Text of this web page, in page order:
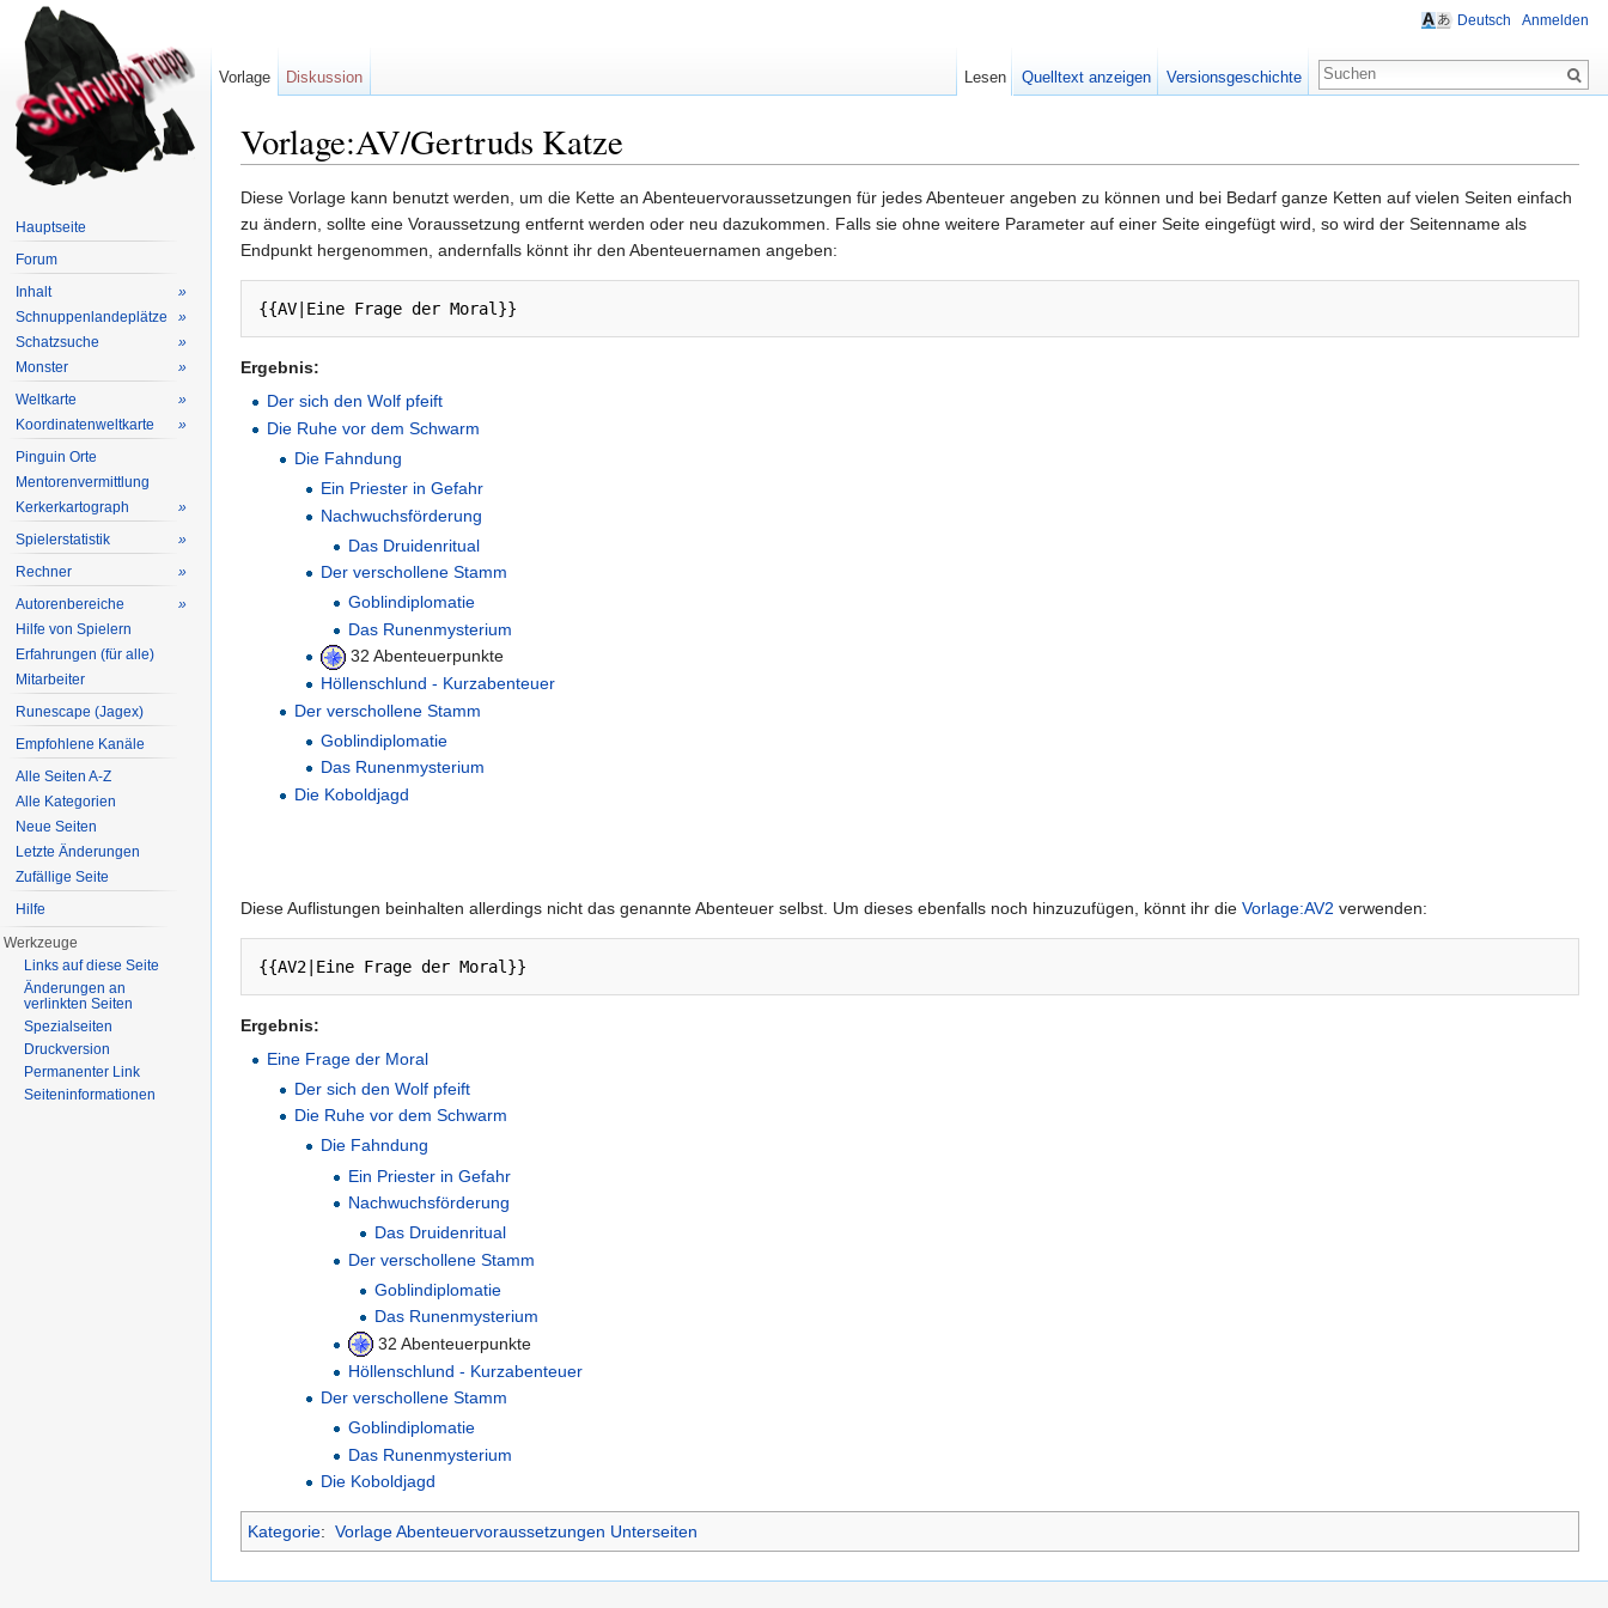
Vorlage:AV/Gertruds Katze
Diese Vorlage kann benutzt werden, um die Kette an Abenteuervoraussetzungen für jedes Abenteuer angeben zu können und bei Bedarf ganze Ketten auf vielen Seiten einfach
zu ändern, sollte eine Voraussetzung entfernt werden oder neu dazukommen. Falls sie ohne weitere Parameter auf einer Seite eingefügt wird, so wird der Seitenname als
Endpunkt hergenommen, andernfalls könnt ihr den Abenteuernamen angeben:
{{AV|Eine Frage der Moral}}
Ergebnis:
Der sich den Wolf pfeift
Die Ruhe vor dem Schwarm
Die Fahndung
Ein Priester in Gefahr
Nachwuchsförderung
Das Druidenritual
Der verschollene Stamm
Goblindiplomatie
Das Runenmysterium
32 Abenteuerpunkte
Höllenschlund - Kurzabenteuer
Der verschollene Stamm
Goblindiplomatie
Das Runenmysterium
Die Koboldjagd
Diese Auflistungen beinhalten allerdings nicht das genannte Abenteuer selbst. Um dieses ebenfalls noch hinzuzufügen, könnt ihr die Vorlage:AV2 verwenden:
Ergebnis:
Eine Frage der Moral
Der sich den Wolf pfeift
Die Ruhe vor dem Schwarm
Die Fahndung
Ein Priester in Gefahr
Nachwuchsförderung
Das Druidenritual
Der verschollene Stamm
Goblindiplomatie
Das Runenmysterium
32 Abenteuerpunkte
Höllenschlund - Kurzabenteuer
Der verschollene Stamm
Goblindiplomatie
Das Runenmysterium
Die Koboldjagd
Kategorie: Vorlage Abenteuervoraussetzungen Unterseiten
Deutsch Anmelden
Vorlage Diskussion Lesen Quelltext anzeigen Versionsgeschichte
Hauptseite
Forum
Inhalt
»
Schnuppenlandeplätze
»
Schatzsuche
»
Monster
»
Weltkarte
»
Koordinatenweltkarte
»
Pinguin Orte
Mentorenvermittlung
Kerkerkartograph
»
Spielerstatistik
»
Rechner
»
Autorenbereiche
»
Hilfe von Spielern
Erfahrungen (für alle)
Mitarbeiter
Runescape (Jagex)
Empfohlene Kanäle
Alle Seiten A-Z
Alle Kategorien
Neue Seiten
Letzte Änderungen
Zufällige Seite
Hilfe
Werkzeuge
Links auf diese Seite
Änderungen an
verlinkten Seiten
Spezialseiten
Druckversion
Permanenter Link
Seiteninformationen